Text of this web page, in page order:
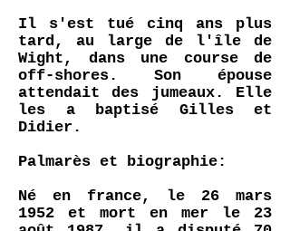
Il s'est tué cinq ans plus
tard, au large de l'île de
Wight, dans une course de
off-shores. Son épouse
attendait des jumeaux. Elle
les a baptisé Gilles et
Didier.
Palmarès et biographie:
Né en france, le 26 mars
1952 et mort en mer le 23